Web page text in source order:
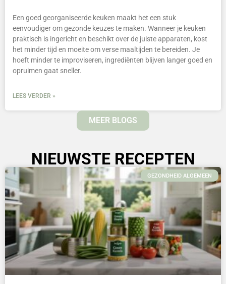
Een goed georganiseerde keuken maakt het een stuk
eenvoudiger om gezonde keuzes te maken. Wanneer je keuken
praktisch is ingericht en beschikt over de juiste apparaten, kost
het minder tijd en moeite om verse maaltijden te bereiden. Je
hoeft minder te improviseren, ingrediënten blijven langer goed en
opruimen gaat sneller.
LEES VERDER »
MEER BLOGS
NIEUWSTE RECEPTEN
GEZONDHEID ALGEMEEN